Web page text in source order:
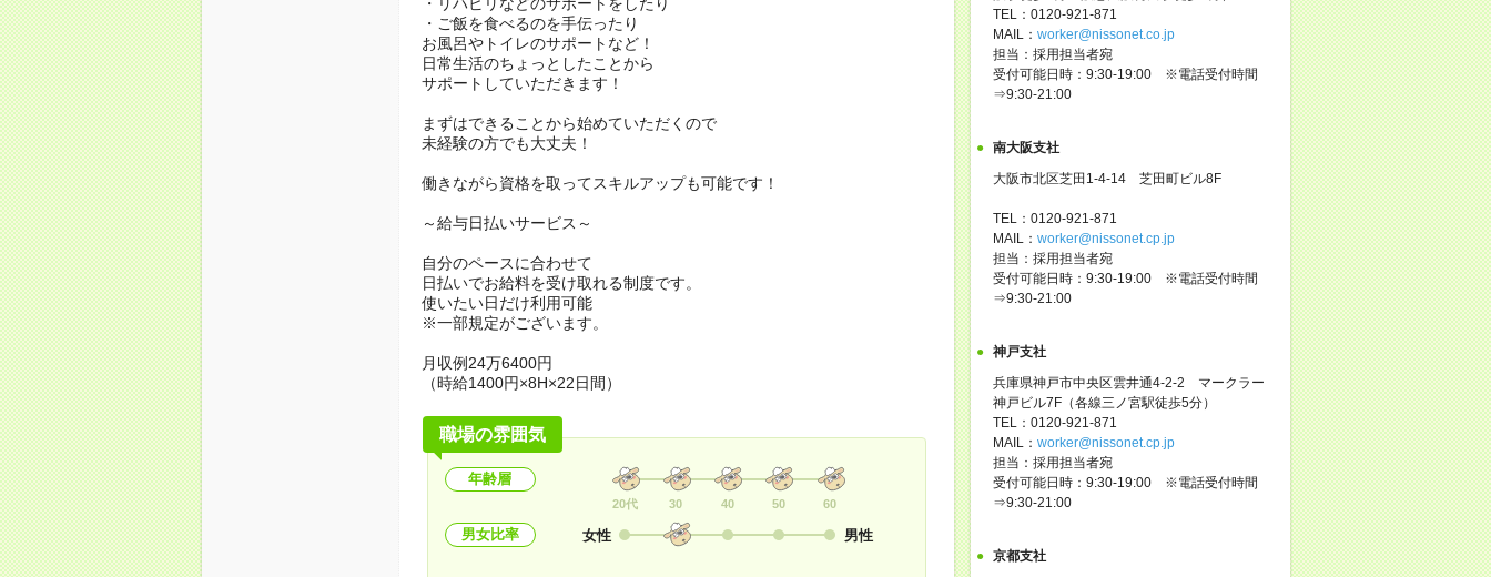
・ご飯を食べるのを手伝ったり
お風呂やトイレのサポートなど！
日常生活のちょっとしたことから
サポートしていただきます！
まずはできることから始めていただくので
未経験の方でも大丈夫！
働きながら資格を取ってスキルアップも可能です！
～給与日払いサービス～
自分のペースに合わせて
日払いでお給料を受け取れる制度です。
使いたい日だけ利用可能
※一部規定がございます。
月収例24万6400円
（時給1400円×8H×22日間）
職場の雰囲気
年齢層
20代 30 40 50 60
男女比率 女性 男性
TEL：0120-921-871
MAIL： worker@nissonet.co.jp
担当：採用担当者宛
受付可能日時：9:30-19:00 ※電話受付時間
⇒9:30-21:00
南大阪支社
大阪市北区芝田1-4-14 芝田町ビル8F
TEL：0120-921-871
MAIL： worker@nissonet.cp.jp
担当：採用担当者宛
受付可能日時：9:30-19:00 ※電話受付時間
⇒9:30-21:00
神戸支社
兵庫県神戸市中央区雲井通4-2-2 マークラー
神戸ビル7F（各線三ノ宮駅徒歩5分）
TEL：0120-921-871
MAIL： worker@nissonet.cp.jp
担当：採用担当者宛
受付可能日時：9:30-19:00 ※電話受付時間
⇒9:30-21:00
京都支社